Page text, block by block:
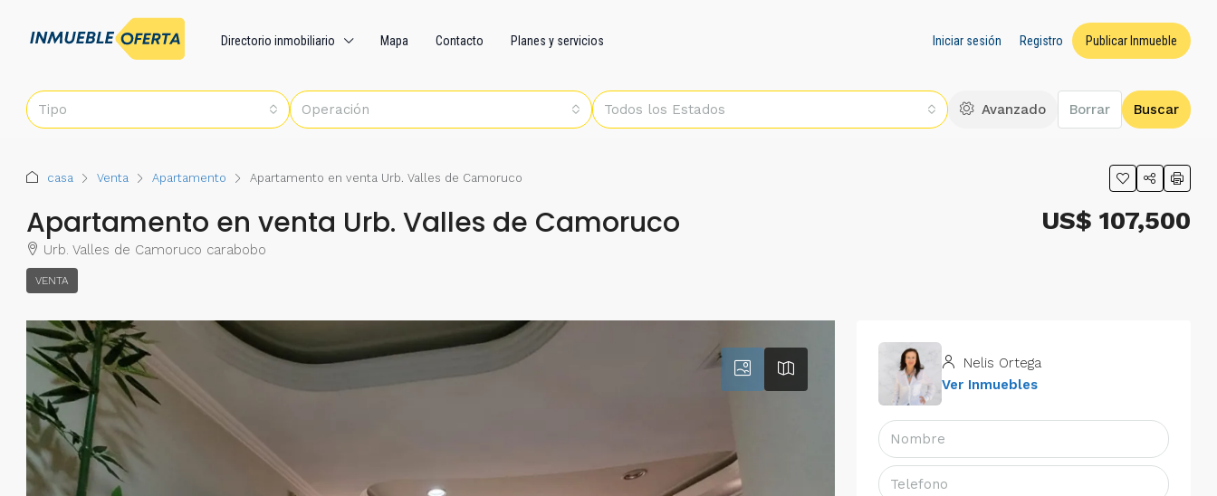
Directorio inmobiliario Mapa Contacto Planes y servicios Iniciar sesión Registro Publicar Inmueble
Tipo Operación Todos los Estados Avanzado Borrar Buscar
casa Venta Apartamento Apartamento en venta Urb. Valles de Camoruco
Apartamento en venta Urb. Valles de Camoruco
Urb. Valles de Camoruco carabobo
VENTA
US$ 107,500
Nelis Ortega
Ver Inmuebles